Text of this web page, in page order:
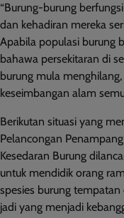
“Burung-burung
dan kehadiran mereka
Apabila populasi burung
bahawa persekitaran di
burung mula
keseimbangan alam
Berikutan situasi yang
Pelancongan
Kesedaran Burung
untuk mendidik orang
spesies burung
jadi yang menjadi